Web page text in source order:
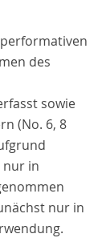
des
sowie
(No. 6, 8
nur in
nur in